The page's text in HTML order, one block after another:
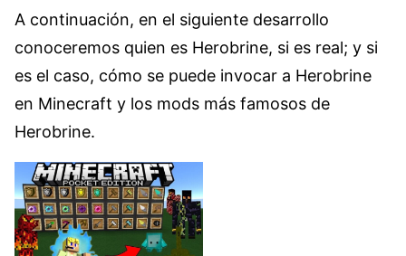
A continuación, en el siguiente desarrollo
conoceremos quien es Herobrine, si es real; y si
es el caso, cómo se puede invocar a Herobrine
en Minecraft y los mods más famosos de
Herobrine.